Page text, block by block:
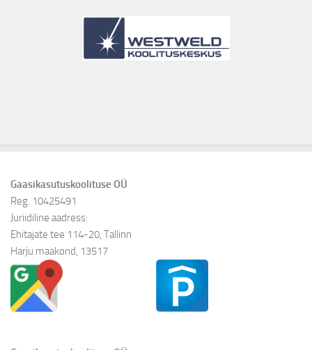
Gaasikasutuskoolituse OÜ
Reg. 10425491
Juriidiline aadress:
Ehitajate tee 114-20, Tallinn
Harju maakond, 13517